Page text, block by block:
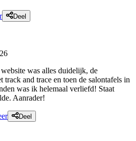
Deel
was alles duidelijk, de
track and trace en toen de salontafels in
was ik helemaal verliefd! Staat
Aanrader!
Deel